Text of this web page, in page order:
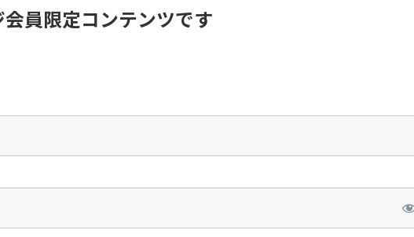
員限定コンテンツです